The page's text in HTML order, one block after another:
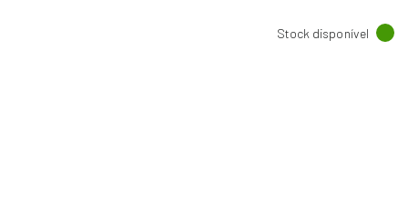
Stock disponível